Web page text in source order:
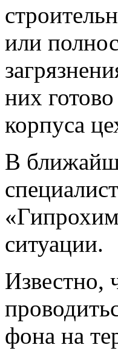
или
них
корпуса
В
ситуации.
Известно,
фона на